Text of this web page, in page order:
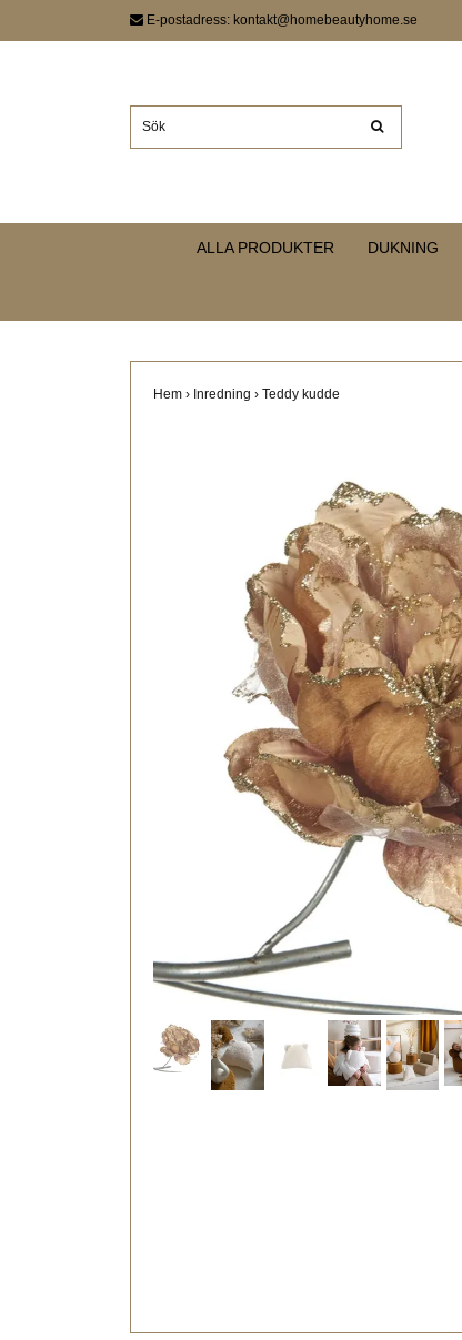
E-postadress: kontakt@homebeautyhome.se
ALLA PRODUKTER DUKNING
Hem › Inredning › Teddy kudde